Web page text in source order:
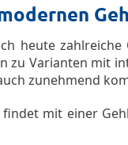
heute
zu Varianten mit
zunehmend
mit einer